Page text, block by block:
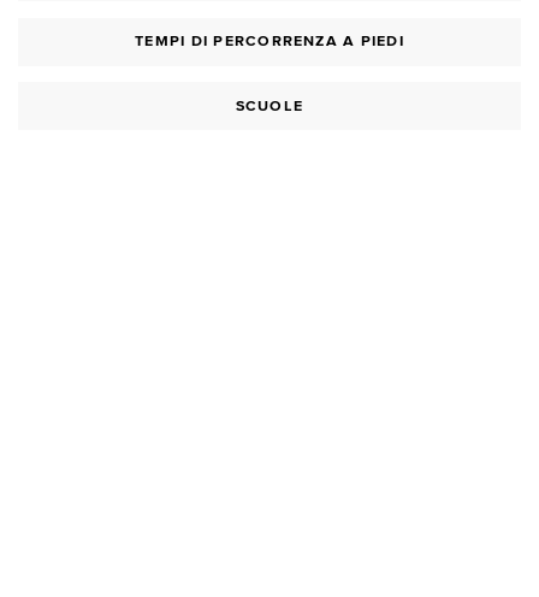
TEMPI DI PERCORRENZA A PIEDI
SCUOLE